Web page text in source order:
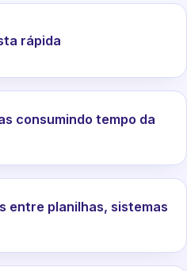
rápida
consumindo tempo da
entre planilhas, sistemas